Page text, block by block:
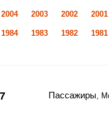
2004 2003 2002 2001
1984 1983 1982 1981
Пассажиры,